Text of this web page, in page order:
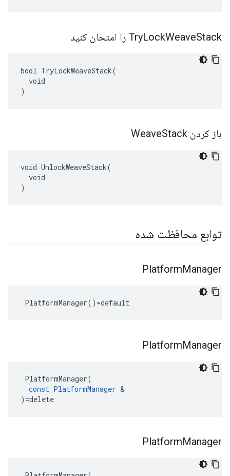
TryLockWeaveStack را امتحان کنید
bool TryLockWeaveStack(
  void
)
باز کردن Weave Stack
void UnlockWeaveStack(
  void
)
توابع محافظت شده
PlatformManager
PlatformManager()=default
PlatformManager
PlatformManager(
const PlatformManager &
) =delete
PlatformManager